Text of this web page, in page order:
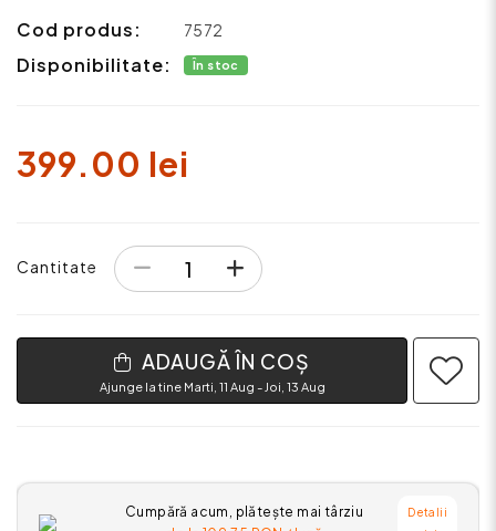
Cod produs: 7572
Disponibilitate: În stoc
399.00 lei
Cantitate
ADAUGĂ ÎN COȘ
Ajunge la tine Marti, 11 Aug - Joi, 13 Aug
Cumpără acum, plătește mai târziu
Detalii